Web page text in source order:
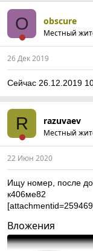
O obscure
Местный
26 Дек 2019
Сейчас 26.12.2019
R razuvaev
Местный
22 Июн 2020
Ищу номер, после
к406ме82
Вложения